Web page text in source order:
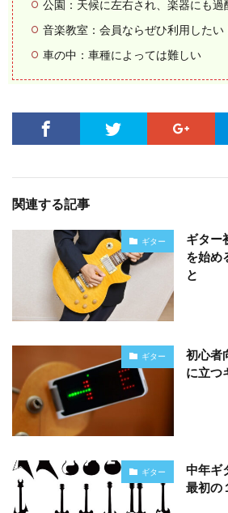
公園：天候に左右され、楽器にも過
音楽教室：会員ならぜひ利用したい
車の中：車種によっては難しい
関連する記事
ギター
ギター
を始め
と
ギター
初心者
に立つ
ギター
中年ギ
最初の